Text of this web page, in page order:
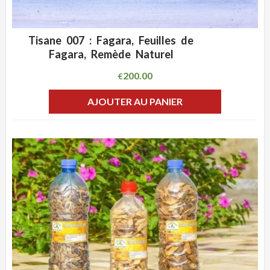
ADD WISHLIST
Tisane 007 : Fagara, Feuilles de
Fagara, Remède Naturel
€200.00
AJOUTER AU PANIER